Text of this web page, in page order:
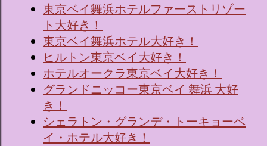
東京ベイ舞浜ホテルファーストリゾー
ト大好き！
東京ベイ舞浜ホテル大好き！
ヒルトン東京ベイ大好き！
ホテルオークラ東京ベイ大好き！
グランドニッコー東京ベイ 舞浜 大好
き！
シェラトン・グランデ・トーキョーベ
イ・ホテル大好き！